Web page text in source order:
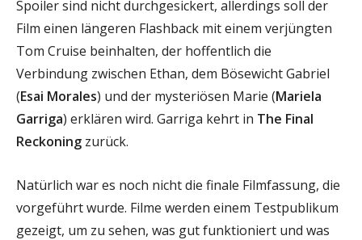
Spoiler sind nicht durchgesickert, allerdings soll der
Film einen längeren Flashback mit einem verjüngten
Tom Cruise beinhalten, der hoffentlich die
Verbindung zwischen Ethan, dem Bösewicht Gabriel
(Esai Morales) und der mysteriösen Marie (Mariela
Garriga) erklären wird. Garriga kehrt in The Final
Reckoning zurück.
Natürlich war es noch nicht die finale Filmfassung, die
vorgeführt wurde. Filme werden einem Testpublikum
gezeigt, um zu sehen, was gut funktioniert und was